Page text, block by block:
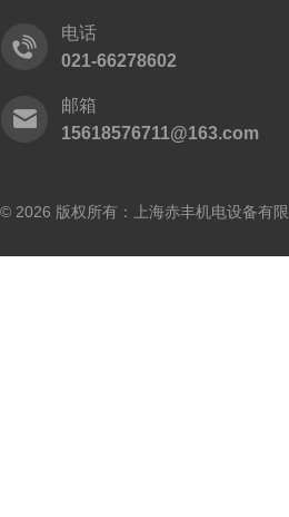
电话
021-66278602
邮箱
15618576711@163.com
© 2026 版权所有：上海赤丰机电设备有